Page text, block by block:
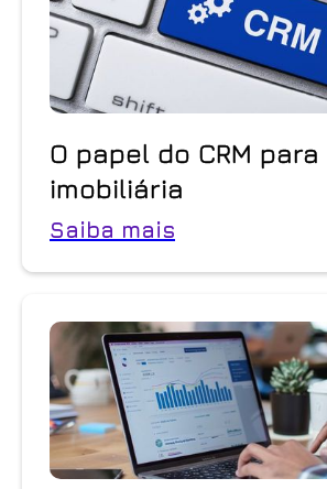
O papel do CRM para
imobiliária
Saiba mais